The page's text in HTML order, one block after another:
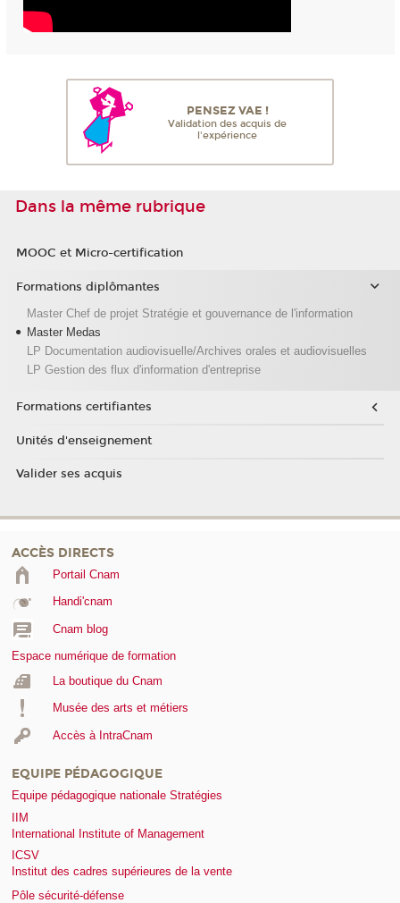
PENSEZ VAE !
Validation des acquis de
l'expérience
Dans la même rubrique
MOOC et Micro-certification
Formations diplômantes
Master Chef de projet Stratégie et gouvernance de l'information
Master Medas
LP Documentation audiovisuelle/Archives orales et audiovisuelles
LP Gestion des flux d'information d'entreprise
Formations certifiantes
Unités d'enseignement
Valider ses acquis
ACCÈS DIRECTS
Portail Cnam
Handi'cnam
Cnam blog
Espace numérique de formation
La boutique du Cnam
Musée des arts et métiers
Accès à IntraCnam
EQUIPE PÉDAGOGIQUE
Equipe pédagogique nationale Stratégies
IIM
International Institute of Management
ICSV
Institut des cadres supérieures de la vente
Pôle sécurité-défense